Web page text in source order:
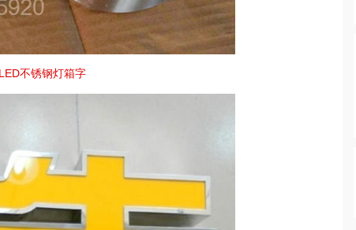
不锈钢灯箱字